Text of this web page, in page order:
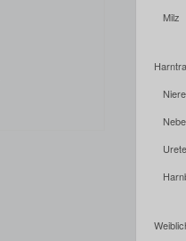
Milz
Niere